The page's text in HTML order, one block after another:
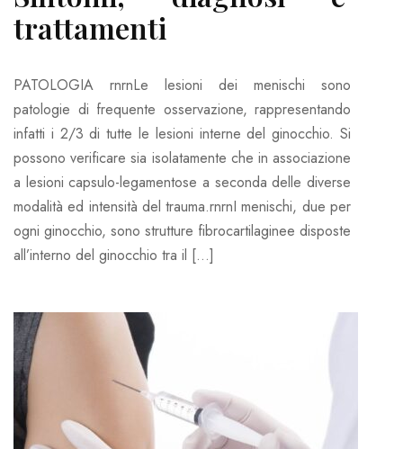
trattamenti
PATOLOGIA rnrnLe lesioni dei menischi sono
patologie di frequente osservazione, rappresentando
infatti i 2/3 di tutte le lesioni interne del ginocchio. Si
possono verificare sia isolatamente che in associazione
a lesioni capsulo-legamentose a seconda delle diverse
modalità ed intensità del trauma.rnrnI menischi, due per
ogni ginocchio, sono strutture fibrocartilaginee disposte
all’interno del ginocchio tra il […]